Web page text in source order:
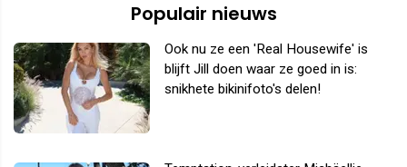
Populair nieuws
Ook nu ze een 'Real Housewife' is
blijft Jill doen waar ze goed in is:
snikhete bikinifoto's delen!